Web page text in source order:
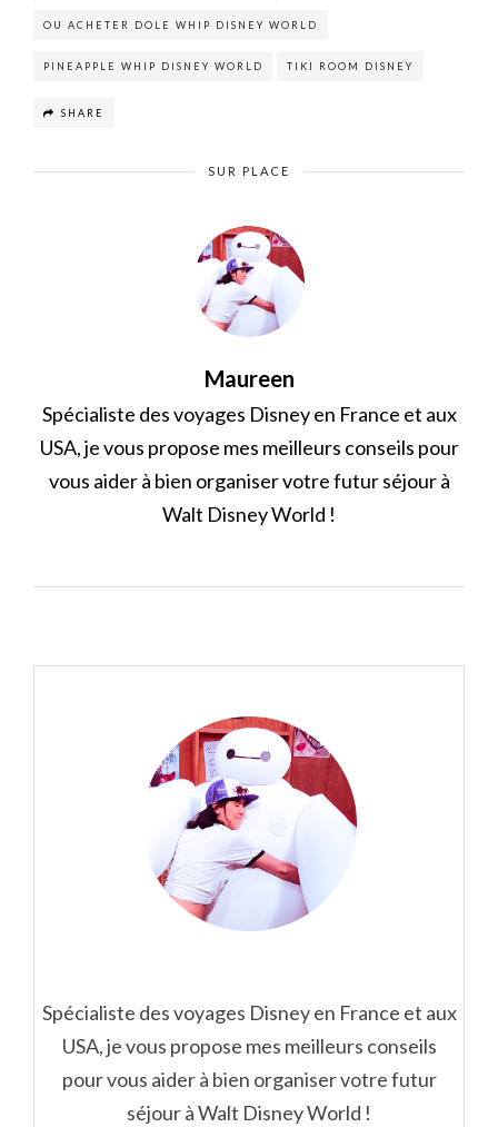
OU ACHETER DOLE WHIP DISNEY WORLD
PINEAPPLE WHIP DISNEY WORLD TIKI ROOM DISNEY
SHARE
SUR PLACE
Maureen
Spécialiste des voyages Disney en France et aux
USA, je vous propose mes meilleurs conseils pour
vous aider à bien organiser votre futur séjour à
Walt Disney World !
Spécialiste des voyages Disney en France et aux
USA, je vous propose mes meilleurs conseils
pour vous aider à bien organiser votre futur
séjour à Walt Disney World !